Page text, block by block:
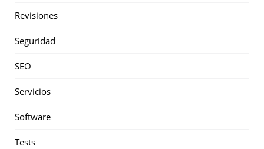
Revisiones
Seguridad
SEO
Servicios
Software
Tests